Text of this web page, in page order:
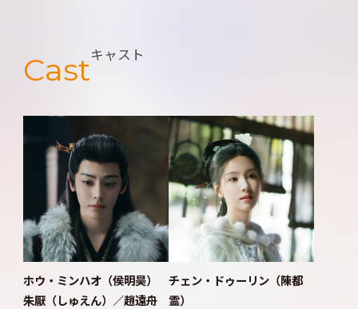
Castキャスト
ホウ・ミンハオ（侯明昊）
朱厭（しゅえん）／趙遠舟
チェン・ドゥーリン（陳都
霊）